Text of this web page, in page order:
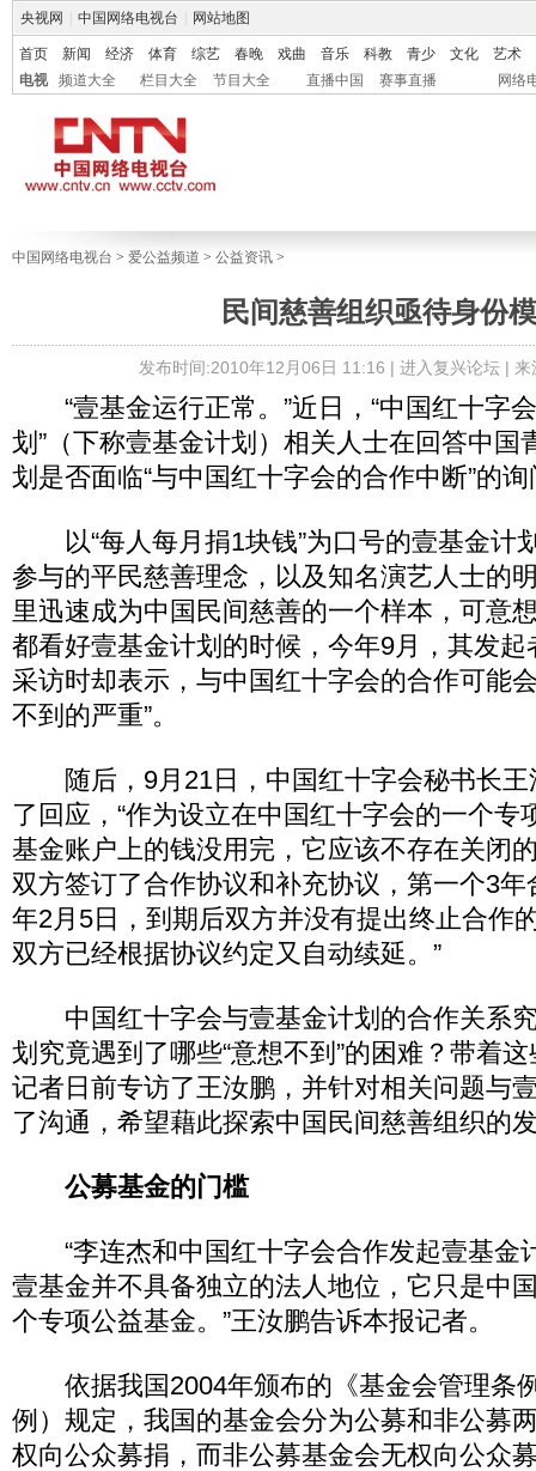
央视网 中国网络电视台 网站地图
首页 新闻 经济 体育 综艺 春晚 戏曲 音乐 科教 青少 文化
艺术
电视
频道大全 栏目大全 节目大全 直播中国 赛事直播 网络
中国网络电视台 > 爱公益频道 > 公益资讯 >
民间慈善组织亟待身份
发布时间:2010年12月06日 11:16 | 进入复兴论坛| 来
“壹基金运行正常。”近日，“中国红十字
划”（下称壹基金计划）相关人士在回答中国
划是否面临“与中国红十字会的合作中断”的
以“每人每月捐1块钱”为口号的壹基金计
参与的平民慈善理念，以及知名演艺人士的
里迅速成为中国民间慈善的一个样本，可意
都看好壹基金计划的时候，今年9月，其发
采访时却表示，与中国红十字会的合作可能
不到的严重”。
随后，9月21日，中国红十字会秘书长王
了回应，“作为设立在中国红十字会的一个专
基金账户上的钱没用完，它应该不存在关闭
双方签订了合作协议和补充协议，第一个3
年2月5日，到期后双方并没有提出终止合作
双方已经根据协议约定又自动续延。”
中国红十字会与壹基金计划的合作关系
划究竟遇到了哪些“意想不到”的困难？带着
记者日前专访了王汝鹏，并针对相关问题与
了沟通，希望藉此探索中国民间慈善组织的
公募基金的门槛
“李连杰和中国红十字会合作发起壹基金
壹基金并不具备独立的法人地位，它只是中
个专项公益基金。”王汝鹏告诉本报记者。
依据我国2004年颁布的《基金会管理条
例）规定，我国的基金会分为公募和非公募
权向公众募捐，而非公募基金会无权向公众